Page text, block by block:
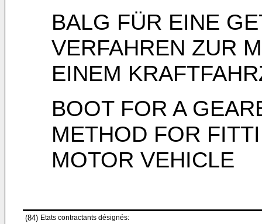
BALG FÜR EINE
VERFAHREN ZUR
EINEM
BOOT FOR A
METHOD FOR
MOTOR VEHICLE
(84) Etats contractants désignés: